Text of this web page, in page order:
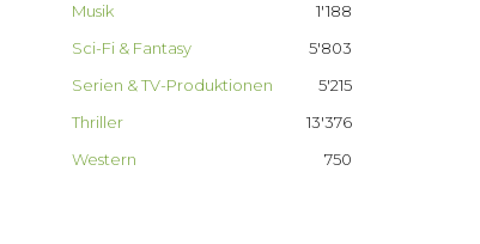
1'188
Musik
5'803
Sci-Fi & Fantasy
5'215
Serien & TV-Produktionen
13'376
Thriller
750
Western